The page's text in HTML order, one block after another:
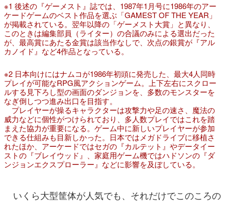
※1 後述の『ゲーメスト』誌では、1987年1月号に1986年のアー
ケードゲームのベスト作品を選ぶ「GAMEST OF THE YEAR」
が掲載されている。翌年以降の「ゲーメスト大賞」と異なり、
このときは編集部員（ライター）の合議のみによる選出だった
が、最高賞にあたる金賞は該当作なしで、次点の銀賞が『アル
カノイド』など4作品となっている。
※2 日本向けにはナムコが1986年初頭に発売した、最大4人同時
プレイが可能なRPG風アクションゲーム。上下左右にスクロー
ルする見下ろし型の画面のダンジョンを、多数のモンスターを
なぎ倒しつつ進み出口を目指す。
プレイヤーが操るキャラクターは攻撃力や足の速さ、魔法の
威力などに個性がつけられており、多人数プレイではこれを踏
まえた協力が重要になる。ゲーム中に新しいプレイヤーが参加
できる仕組みも目新しかった。日本ではメガドライブに移植さ
れたほか、アーケードではセガの『カルテット』やデータイー
ストの『ブレイウッド』、家庭用ゲーム機ではハドソンの『ダ
ンジョンエクスプローラー』などに影響を及ぼしている。
いくら大型筐体が人気でも、それだけでこのころの